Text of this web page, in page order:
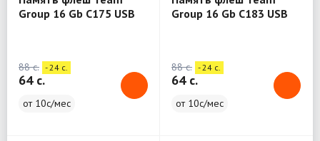
Group 16 Gb C175 USB
88 c. - 24 c.
64 c.
от 10с/мес
Group 16 Gb C183 USB
88 c. - 24 c.
64 c.
от 10с/мес